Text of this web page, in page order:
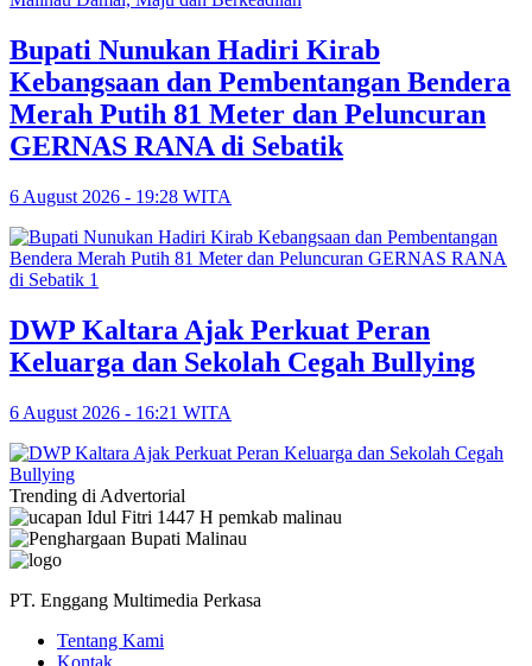
Bupati Nunukan Hadiri Kirab
Kebangsaan dan Pembentangan Bendera
Merah Putih 81 Meter dan Peluncuran
GERNAS RANA di Sebatik
6 August 2026 - 19:28 WITA
DWP Kaltara Ajak Perkuat Peran
Keluarga dan Sekolah Cegah Bullying
6 August 2026 - 16:21 WITA
Trending di Advertorial
PT. Enggang Multimedia Perkasa
Tentang Kami
Kontak